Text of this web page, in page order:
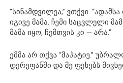
“სინამდვილეა,” ვთქვი.
იგივე მამა. ჩემი საცვლელი
მამა იყო, ჩემთვის კი — არა.”
ემმა არ თქვა “მაპატიე.”
დერეფანში და მე ფეხებს